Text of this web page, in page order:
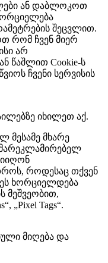
ან დაბლოკოთ
შეცვლით.
რომ ჩვენ მიერ
არ
წაშლით Cookie-ს
ჩვენი სერვისის
იხილეთ აქ.
მესამე მხარე
როდესაც თქვენ
ხორციელდება
მეშვეობით,
„Pixel Tags“.
მიღება და